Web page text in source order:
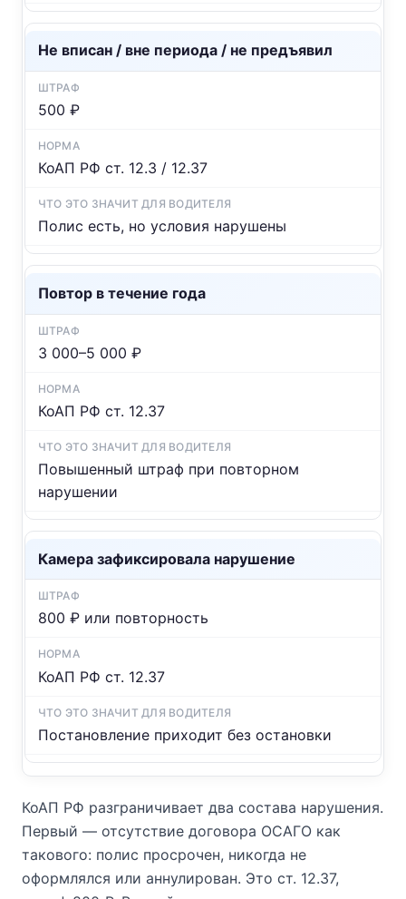
Не вписан / вне периода / не предъявил
500 ₽
КоАП РФ ст. 12.3 / 12.37
Полис есть, но условия нарушены
Повтор в течение года
3 000–5 000 ₽
КоАП РФ ст. 12.37
Повышенный штраф при повторном
нарушении
Камера зафиксировала нарушение
800 ₽ или повторность
КоАП РФ ст. 12.37
Постановление приходит без остановки
КоАП РФ разграничивает два состава нарушения.
Первый — отсутствие договора ОСАГО как
такового: полис просрочен, никогда не
оформлялся или аннулирован. Это ст. 12.37,